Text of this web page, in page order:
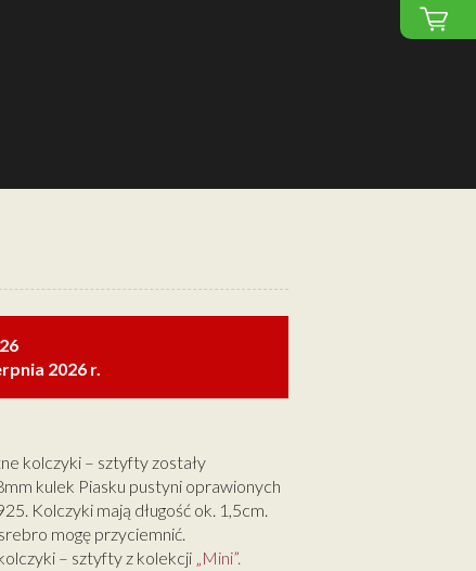
2026 r.
kolczyki – sztyfty zostały
kulek Piasku pustyni oprawionych
Kolczyki mają długość ok. 1,5cm.
mogę przyciemnić.
– sztyfty z kolekcji „Mini”.